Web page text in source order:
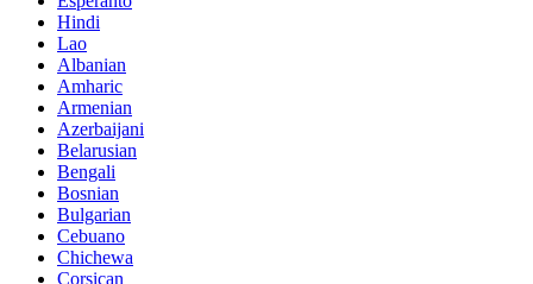
Hindi
Lao
Albanian
Amharic
Armenian
Azerbaijani
Belarusian
Bengali
Bosnian
Bulgarian
Cebuano
Chichewa
Corsican